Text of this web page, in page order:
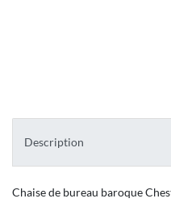
Description
Chaise de bureau baroque